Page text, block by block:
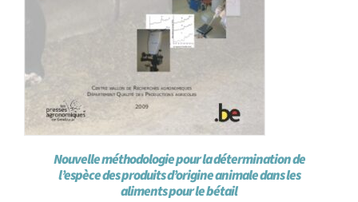
Nouvelle méthodologie pour la détermination de
l’espèce des produits d’origine animale dans les
aliments pour le bétail